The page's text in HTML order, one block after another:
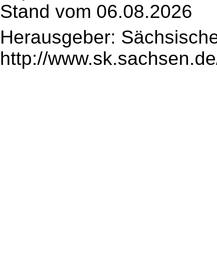
Stand vom 06.08.2026
Herausgeber:
http://